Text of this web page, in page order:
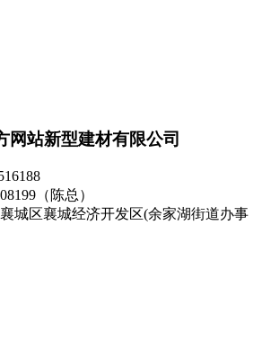
网站新型建材有限公司
（陈总）
城区襄城经济开发区(余家湖街道办事